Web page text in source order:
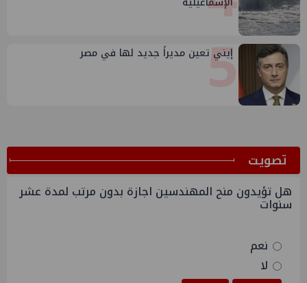
5
إيني تعين مديراً جديد لها في مصر
ﺗﺼﻮﻳﺖ
هل تؤيدون منح المهندسين اجازة بدون مرتب لمدة عشر
سنوات
نعم
لا